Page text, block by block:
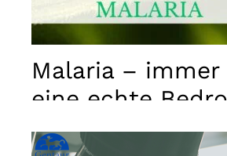
Malaria – immer
eine echte